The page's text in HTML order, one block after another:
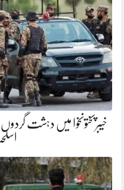
خیبرپختونخوا میں دہشت